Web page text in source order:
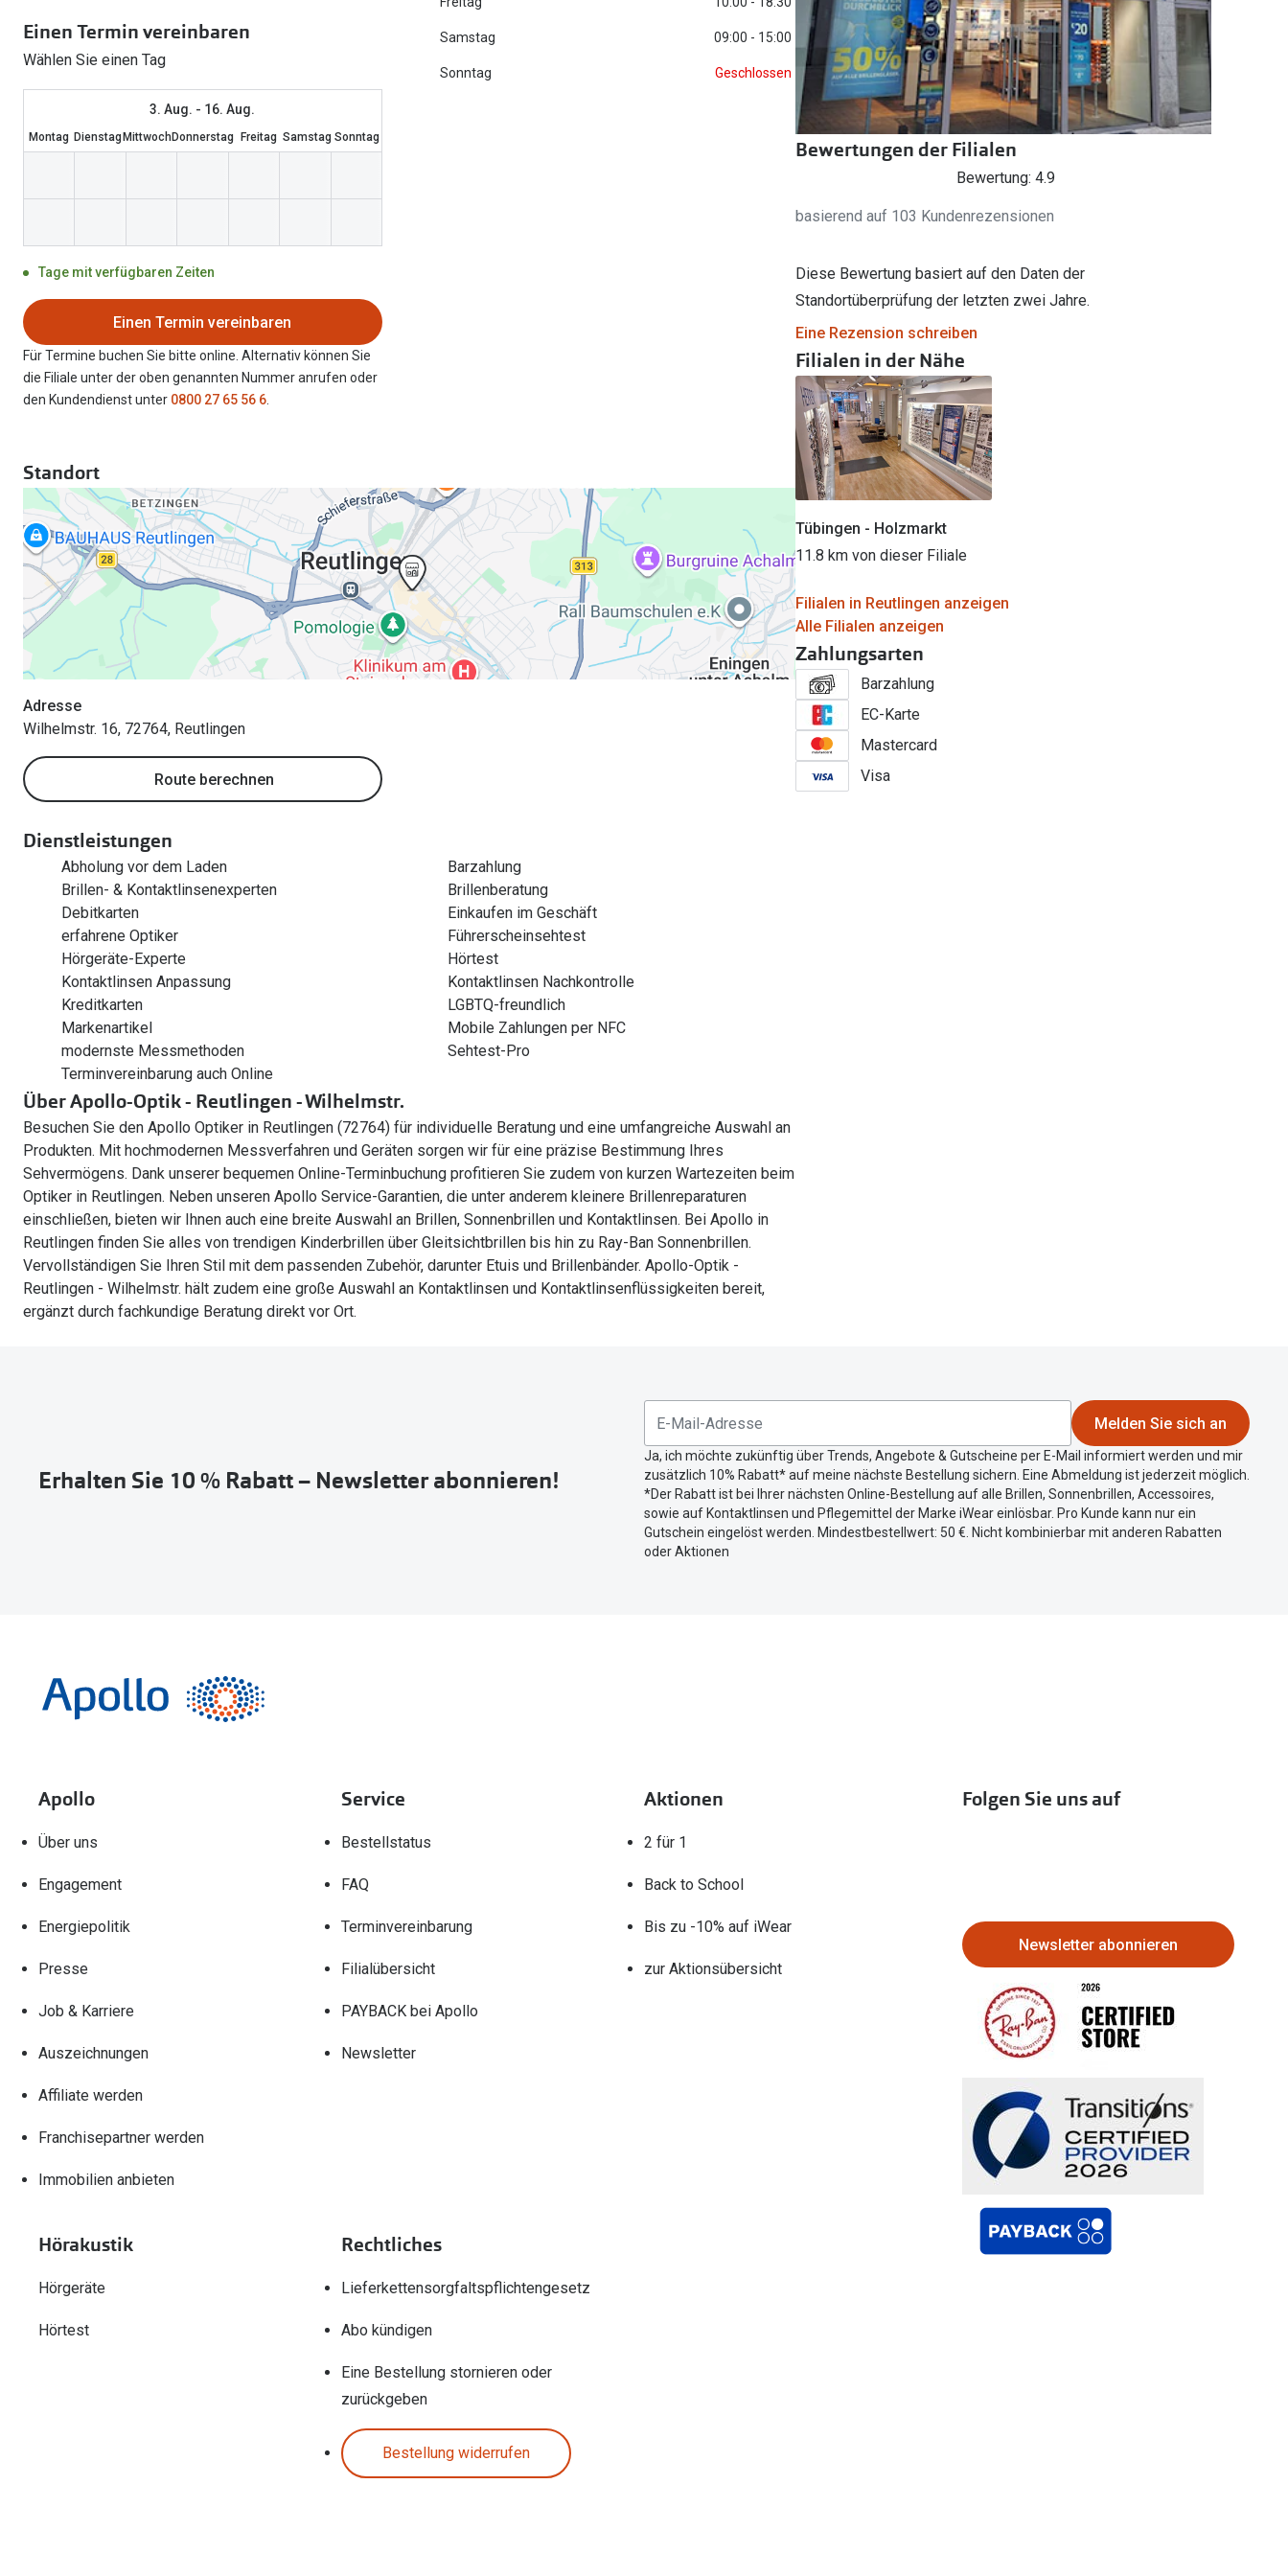
Brillen Sale Brillenpass richtig lesen
Brillentrends 2026 Brillenbügel
Brillenetuis
Brillenkettchen
Weitere Kategorien
Sonnenbrillen Sale
iWear Nimm 4 zahl 3
Min.-5%
Torische Linsen
Ray-Ban Meta ausprobieren
Hörtest
Alle Hörakustik Ratgeber Rücksendung
Einen Termin vereinbaren
Wählen Sie einen Tag
3. Aug. - 16. Aug.
Montag Dienstag MittwochDonnerstag Freitag Samstag Sonntag
Tage mit verfügbaren Zeiten
Einen Termin vereinbaren
Für Termine buchen Sie bitte online. Alternativ können Sie
die Filiale unter der oben genannten Nummer anrufen oder
den Kundendienst unter 0800 27 65 56 6
Samstag 09:00 - 15:00
Sonntag Geschlossen
Standort
Adresse
Wilhelmstr. 16, 72764, Reutlingen
Route berechnen
Dienstleistungen
Abholung vor dem Laden
Barzahlung
Brillen- & Kontaktlinsenexperten
Brillenberatung
Debitkarten
Einkaufen im Geschäft
erfahrene Optiker
Führerscheinsehtest
Hörgeräte-Experte
Hörtest
Kontaktlinsen Anpassung
Kontaktlinsen Nachkontrolle
Kreditkarten
LGBTQ-freundlich
Markenartikel
Mobile Zahlungen per NFC
modernste Messmethoden
Sehtest-Pro
Terminvereinbarung auch Online
Über Apollo-Optik - Reutlingen - Wilhelmstr.
Besuchen Sie den Apollo Optiker in Reutlingen (72764) für individuelle Beratung und eine umfangreiche Auswahl an
Produkten. Mit hochmodernen Messverfahren und Geräten sorgen wir für eine präzise Bestimmung Ihres
Sehvermögens. Dank unserer bequemen Online-Terminbuchung profitieren Sie zudem von kurzen Wartezeiten beim
Optiker in Reutlingen. Neben unseren Apollo Service-Garantien, die unter anderem kleinere Brillenreparaturen
einschließen, bieten wir Ihnen auch eine breite Auswahl an Brillen, Sonnenbrillen und Kontaktlinsen. Bei Apollo in
Reutlingen finden Sie alles von trendigen Kinderbrillen über Gleitsichtbrillen bis hin zu Ray-Ban Sonnenbrillen.
Vervollständigen Sie Ihren Stil mit dem passenden Zubehör, darunter Etuis und Brillenbänder. Apollo-Optik -
Reutlingen - Wilhelmstr. hält zudem eine große Auswahl an Kontaktlinsen und Kontaktlinsenflüssigkeiten bereit,
ergänzt durch fachkundige Beratung direkt vor Ort.
Bewertungen der Filialen
Bewertung: 4.9
basierend auf 103 Kundenrezensionen
Diese Bewertung basiert auf den Daten der
Standortüberprüfung der letzten zwei Jahre.
Eine Rezension schreiben
Filialen in der Nähe
Tübingen - Holzmarkt
11.8 km von dieser Filiale
Filialen in Reutlingen anzeigen
Alle Filialen anzeigen
Zahlungsarten
Barzahlung
EC-Karte
Mastercard
Visa
Erhalten Sie 10 % Rabatt – Newsletter abonnieren!
Melden Sie sich an
Ja, ich möchte zukünftig über Trends, Angebote & Gutscheine per E-Mail informiert werden und mir
zusätzlich 10% Rabatt* auf meine nächste Bestellung sichern. Eine Abmeldung ist jederzeit möglich.
*Der Rabatt ist bei Ihrer nächsten Online-Bestellung auf alle Brillen, Sonnenbrillen, Accessoires,
sowie auf Kontaktlinsen und Pflegemittel der Marke iWear einlösbar. Pro Kunde kann nur ein
Gutschein eingelöst werden. Mindestbestellwert: 50 €. Nicht kombinierbar mit anderen Rabatten
oder Aktionen
Apollo
Über uns
Engagement
Energiepolitik
Presse
Job & Karriere
Auszeichnungen
Affiliate werden
Franchisepartner werden
Immobilien anbieten
Service
Bestellstatus
FAQ
Terminvereinbarung
Filialübersicht
PAYBACK bei Apollo
Newsletter
Aktionen
2 für 1
Back to School
Bis zu -10% auf iWear
zur Aktionsübersicht
Hörakustik
Hörgeräte
Hörtest
Rechtliches
Lieferkettensorgfaltspflichtengesetz
Abo kündigen
Eine Bestellung stornieren oder
zurückgeben
Bestellung widerrufen
Folgen Sie uns auf
Newsletter abonnieren